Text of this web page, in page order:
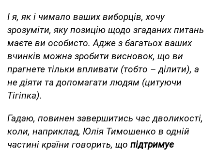
І я, як і чимало ваших виборців, хочу
зрозуміти, яку позицію щодо згаданих питань
маєте ви особисто. Адже з багатьох ваших
вчинків можна зробити висновок, що ви
прагнете тільки впливати (тобто – ділити), а
не діяти та допомагати людям (цитуючи
Тігіпка).
Гадаю, повинен завершитись час дволикості,
коли, наприклад, Юлія Тимошенко в одній
частині країни говорить, що підтримує